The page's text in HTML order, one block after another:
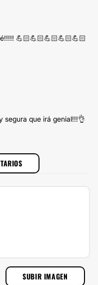
💪🏻💪🏻💪🏻💪🏻💪🏻
segura que irá genial!!!👌
SUBIR IMAGEN